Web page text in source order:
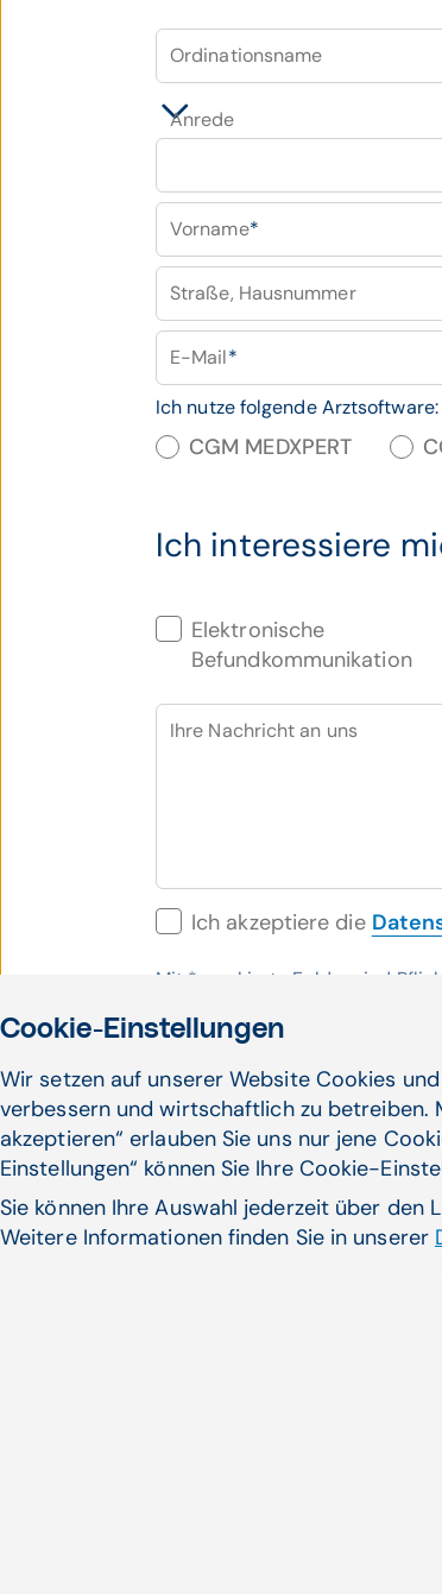
Ordinationsname
Anrede
Vorname*
Straße, Hausnummer
E-Mail*
Ich nutze folgende Arztsoftware:
CGM MEDXPERT
Ich interessiere
Elektronische
Befundkommunikation
Ihre Nachricht an uns
Ich akzeptiere die
Mit * markierte Felder sind
Cookie-Einstellungen
Wir setzen auf unserer Website Cookies
verbessern und wirtschaftlich zu betreiben.
akzeptieren“ erlauben Sie uns nur jene
Einstellungen“ können Sie Ihre Cookie-
Sie können Ihre Auswahl jederzeit über den
Weitere Informationen finden Sie in unserer